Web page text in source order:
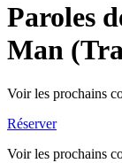
Paroles
Man
Voir les prochains
Réserver
Voir les prochains